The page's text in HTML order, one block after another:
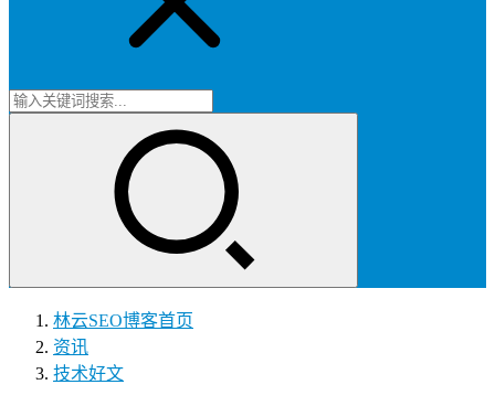
林云SEO博客首页
资讯
技术好文